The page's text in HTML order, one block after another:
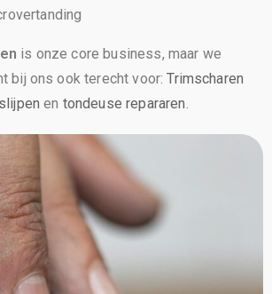
is onze core business, maar we
bij ons ook terecht voor:Trimscharen
en tondeuse repararen.